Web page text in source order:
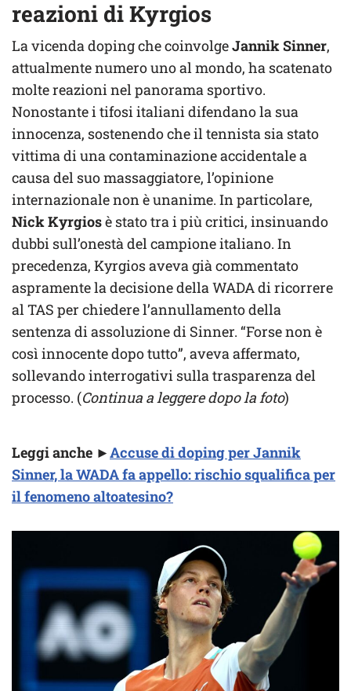
reazioni di Kyrgios
La vicenda doping che coinvolgeJannik Sinner,
attualmente numero uno al mondo, ha scatenato
molte reazioni nel panorama sportivo.
Nonostante i tifosi italiani difendano la sua
innocenza, sostenendo che il tennista sia stato
vittima di una contaminazione accidentale a
causa del suo massaggiatore, l’opinione
internazionale non è unanime. In particolare,
Nick Kyrgiosè stato tra i più critici, insinuando
dubbi sull’onestà del campione italiano. In
precedenza, Kyrgios aveva già commentato
aspramente la decisione della WADA di ricorrere
al TAS per chiedere l’annullamento della
sentenza di assoluzione di Sinner. “Forse non è
così innocente dopo tutto”, aveva affermato,
sollevando interrogativi sulla trasparenza del
processo. (Continua a leggere dopo la foto)
Leggi anche ►Accuse di doping per Jannik
Sinner, la WADA fa appello: rischio squalifica per
il fenomeno altoatesino?